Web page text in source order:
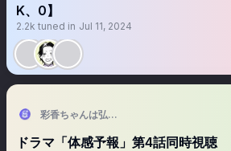
K、0】
2.2k tuned in Jul 11, 2024
彩香ちゃんは弘子先輩に恋してる【ドラ
ドラマ「体感予報」第4話同時視聴